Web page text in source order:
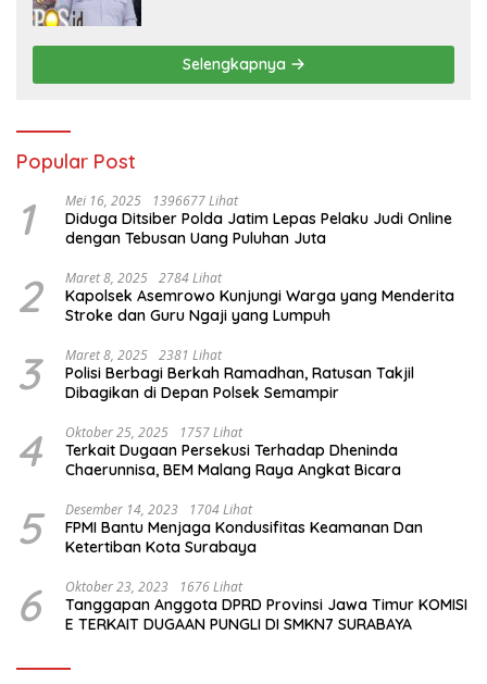
Selengkapnya
Popular Post
1 Mei 16, 2025 1396677 Lihat
Diduga Ditsiber Polda Jatim Lepas Pelaku Judi Online
dengan Tebusan Uang Puluhan Juta
2 Maret 8, 2025 2784 Lihat
Kapolsek Asemrowo Kunjungi Warga yang Menderita
Stroke dan Guru Ngaji yang Lumpuh
3 Maret 8, 2025 2381 Lihat
Polisi Berbagi Berkah Ramadhan, Ratusan Takjil
Dibagikan di Depan Polsek Semampir
4 Oktober 25, 2025 1757 Lihat
Terkait Dugaan Persekusi Terhadap Dheninda
Chaerunnisa, BEM Malang Raya Angkat Bicara
5 Desember 14, 2023 1704 Lihat
FPMI Bantu Menjaga Kondusifitas Keamanan Dan
Ketertiban Kota Surabaya
6 Oktober 23, 2023 1676 Lihat
Tanggapan Anggota DPRD Provinsi Jawa Timur KOMISI
E TERKAIT DUGAAN PUNGLI DI SMKN7 SURABAYA